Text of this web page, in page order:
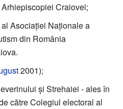
Craiovei;
Asociației Naționale a
din România
2001);
și Strehaiei - ales în
către Colegiul electoral al